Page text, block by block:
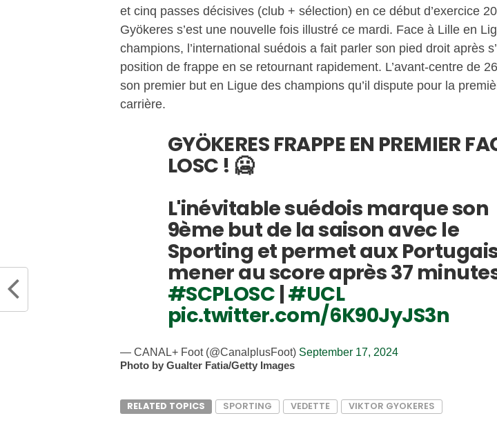
et cinq passes décisives (club + sélection) en ce début d’exercice
Gyökeres s’est une nouvelle fois illustré ce mardi. Face à Lille en
champions, l’international suédois a fait parler son pied droit après
position de frappe en se retournant rapidement. L’avant-centre de
son premier but en Ligue des champions qu’il dispute pour la
carrière.
GYÖKERES FRAPPE EN PREMIER
LOSC ! 🥶
L'inévitable suédois marque son
9ème but de la saison avec le
Sporting et permet aux
mener au score après 37
#SCPLOSC |#UCL
pic.twitter.com/6K90JyJS3n
— CANAL+ Foot (@CanalplusFoot) September 17, 2024
Photo by Gualter Fatia/Getty Images
RELATED TOPICS SPORTING VEDETTE VIKTOR GYOKERES